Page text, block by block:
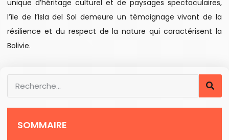
unique d’héritage culturel et de paysages spectaculaires,
l’île de l’Isla del Sol demeure un témoignage vivant de la
résilience et du respect de la nature qui caractérisent la
Bolivie.
SOMMAIRE